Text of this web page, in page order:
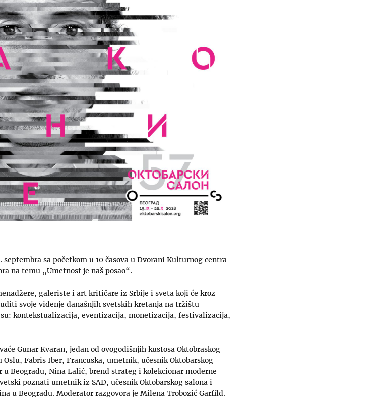
sa početkom u 10 časova u Dvorani Kulturnog centra
na temu „Umetnost je naš posao“.
galeriste i art kritičare iz Srbije i sveta koji će kroz
svoje viđenje današnjih svetskih kretanja na tržištu
kontekstualizacija, eventizacija, monetizacija, festivalizacija,
Gunar Kvaran, jedan od ovogodišnjih kustosa Oktobraskog
Fabris Iber, Francuska, umetnik, učesnik Oktobarskog
u Beogradu, Nina Lalić, brend strateg i kolekcionar moderne
poznati umetnik iz SAD, učesnik Oktobarskog salona i
u Beogradu. Moderator razgovora je Milena Trobozić Garfild.